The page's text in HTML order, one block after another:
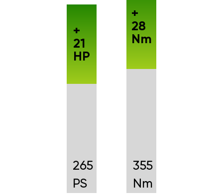
265
PS
+
21
HP
355
Nm
+
28
Nm